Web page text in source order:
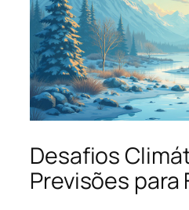
Desafios
Previsões para